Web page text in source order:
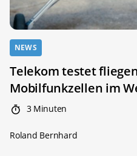
NEWS
Telekom testet
Mobilfunkzellen im
3 Minuten
Roland Bernhard